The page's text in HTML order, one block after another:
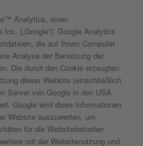
Analytics, einen
(„Google“). Google Analytics
die auf Ihrem Computer
Analyse der Benutzung der
Die durch den Cookie erzeugten
dieser Website (einschließlich
Server von Google in den USA
Google wird diese Informationen
Website auszuwerten, um
für die Websitebetreiber
mit der Websitenutzung und